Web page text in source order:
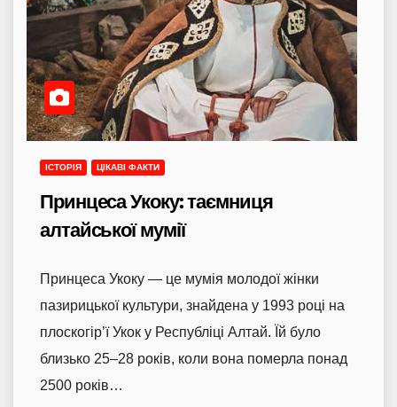
ІСТОРІЯ ЦІКАВІ ФАКТИ
Принцеса Укоку: таємниця
алтайської мумії
Принцеса Укоку — це мумія молодої жінки
пазирицької культури, знайдена у 1993 році на
плоскогір’ї Укок у Республіці Алтай. Їй було
близько 25–28 років, коли вона померла понад
2500 років…